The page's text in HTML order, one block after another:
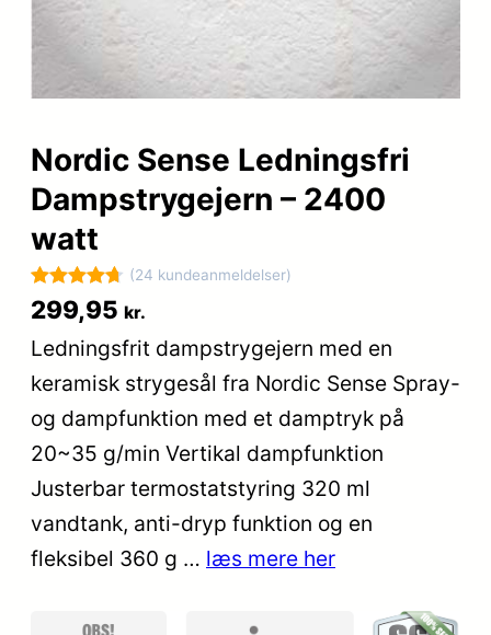
Nordic Sense Ledningsfri
Dampstrygejern – 2400
watt
Bedømt
som4.7
ud af 5
baseret på
24
kundebedø
mmelser
(24 kundeanmeldelser)
299,95 kr.
Ledningsfrit dampstrygejern med en
keramisk strygesål fra Nordic Sense Spray-
og dampfunktion med et damptryk på
20~35 g/min Vertikal dampfunktion
Justerbar termostatstyring 320 ml
vandtank, anti-dryp funktion og en
fleksibel 360 g … læs mere her